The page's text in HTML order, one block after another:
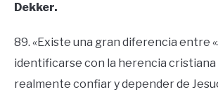
Dekker.
89. «Existe una gran diferencia entre
identificarse con la herencia cristiana
realmente confiar y depender de